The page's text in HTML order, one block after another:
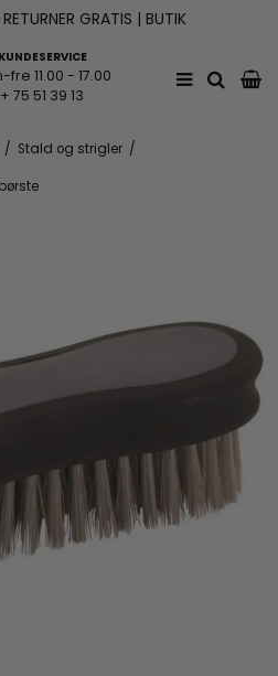
GRATIS | BUTIK
KUNDESERVICE
fre 11.00 - 17.00
+ 75 51 39 13
/ Stald og strigler /